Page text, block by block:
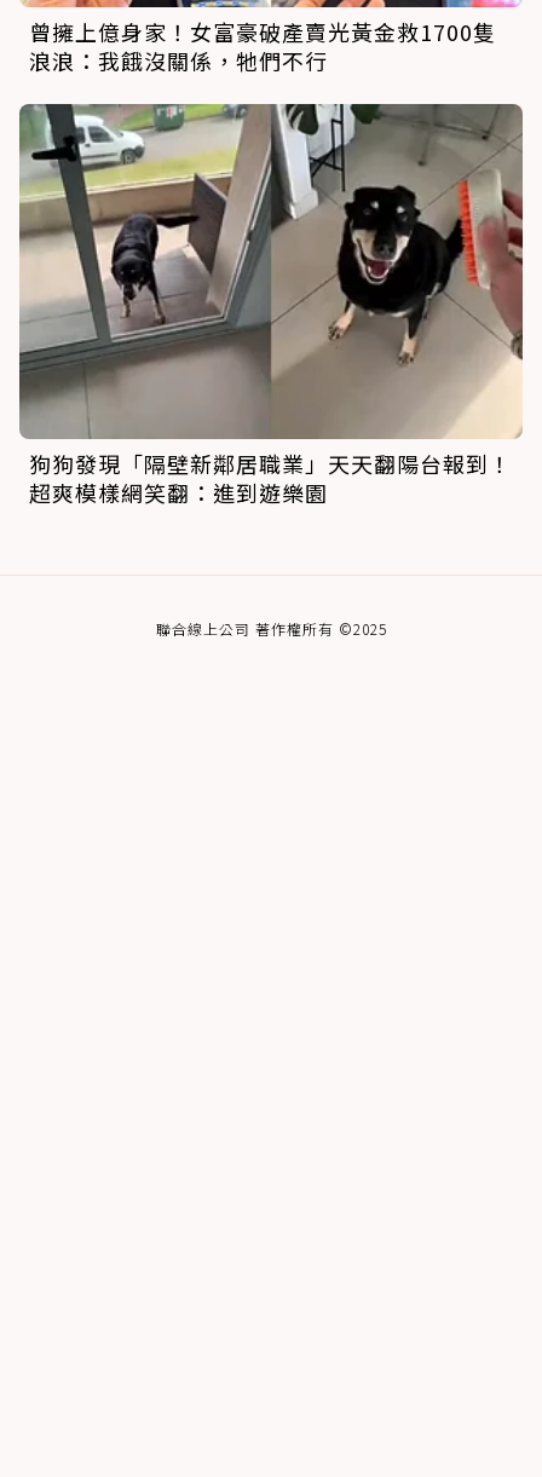
曾擁上億身家！女富豪破產賣光黃金救1700隻
浪浪：我餓沒關係，牠們不行
狗狗發現「隔壁新鄰居職業」天天翻陽台報到！
超爽模樣網笑翻：進到遊樂園
聯合線上公司 著作權所有 ©2025